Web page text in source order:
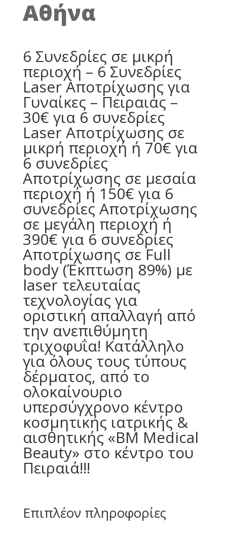
Αθήνα
6 Συνεδρίες σε μικρή
περιοχή – 6 Συνεδρίες
Laser Αποτρίχωσης για
Γυναίκες – Πειραιάς –
30€ για 6 συνεδρίες
Laser Aποτρίχωσης σε
μικρή περιοχή ή 70€ για
6 συνεδρίες
Aποτρίχωσης σε μεσαία
περιοχή ή 150€ για 6
συνεδρίες Aποτρίχωσης
σε μεγάλη περιοχή ή
390€ για 6 συνεδρίες
Aποτρίχωσης σε Full
body (Έκπτωση 89%) με
laser τελευταίας
τεχνολογίας για
οριστική απαλλαγή από
την ανεπιθύμητη
τριχοφυΐα! Κατάλληλο
για όλους τους τύπους
δέρματος, από το
ολοκαίνουριο
υπερσύγχρονο κέντρο
κοσμητικής ιατρικής &
αισθητικής «BM Medical
Beauty» στο κέντρο του
Πειραιά!!!
Επιπλέον πληροφορίες